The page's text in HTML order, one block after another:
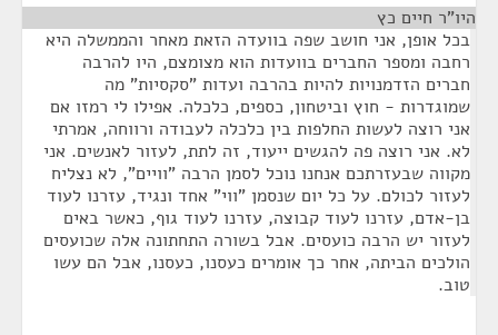
היו"ר חיים כץ
בכל אופן, אני חושב שפה בוועדה הזאת מאחר והממשלה היא
רחבה ומספר החברים בוועדות הוא מצומצם, היו להרבה
חברים הזדמנויות להיות בהרבה ועדות "סקסיות" מה
שמוגדרות - חוץ וביטחון, כספים, כלכלה. אפילו לי רמזו אם
אני רוצה לעשות החלפות בין כלכלה לעבודה ורווחה, אמרתי
לא. אני רוצה פה להגשים ייעוד, זה לתת, לעזור לאנשים. אני
מקווה שבעזרתכם אנחנו נוכל לסמן הרבה "וויים", לא נצליח
לעזור לכולם. על כל יום שנסמן "ווי" אחד ונגיד, עזרנו לעוד
בן-אדם, עזרנו לעוד קבוצה, עזרנו לעוד גוף, כאשר באים
לעזור יש הרבה כועסים. אבל בשורה התחתונה אלה שכועסים
הולכים הביתה, אחר כך אומרים כעסנו, כעסנו, אבל הם עשו
טוב.